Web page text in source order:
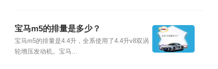
宝马m5的排量是多少？
宝马m5的排量是4.4升，全系使用了4.4升v8双涡
轮增压发动机。宝马...